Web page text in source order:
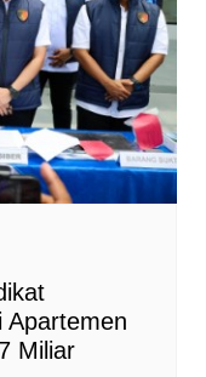
Apartemen
Miliar